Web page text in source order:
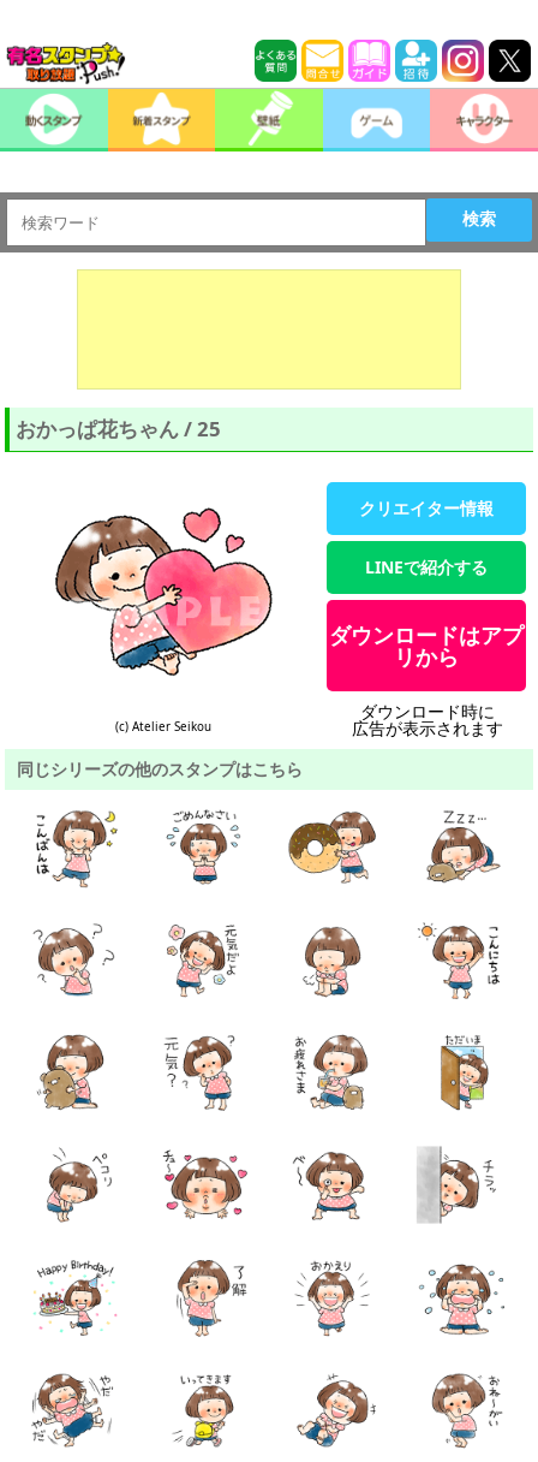
検索
おかっぱ花ちゃん / 25
(c) Atelier Seikou
クリエイター情報
LINEで紹介する
ダウンロードはアプ
リから
ダウンロード時に
広告が表示されます
同じシリーズの他のスタンプはこちら